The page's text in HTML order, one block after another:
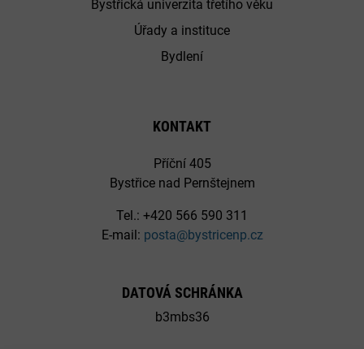
Bystřická univerzita třetího věku
Úřady a instituce
Bydlení
KONTAKT
Příční 405
Bystřice nad Pernštejnem
Tel.: +420 566 590 311
E-mail: posta@bystricenp.cz
DATOVÁ SCHRÁNKA
b3mbs36